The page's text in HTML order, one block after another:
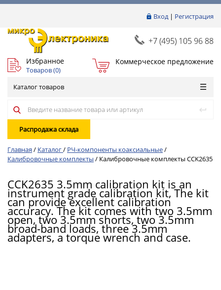
Вход| Регистрация
+7 (495) 105 96 88
Избранное
Товаров (0)
Коммерческое предложение
Каталог товаров
Распродажа склада
Главная / Каталог/ РЧ-компоненты коаксиальные/
Калибровочные комплекты / Калибровочные комплекты CCK2635
CCK2635 3.5mm calibration kit is an
instrument grade calibration kit, The kit
can provide excellent calibration
accuracy. The kit comes with two 3.5mm
open, two 3.5mm shorts, two 3.5mm
broad-band loads, three 3.5mm
adapters, a torque wrench and case.